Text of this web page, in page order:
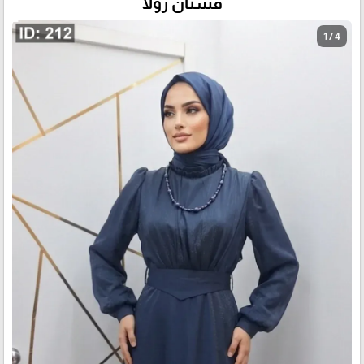
1 / 4